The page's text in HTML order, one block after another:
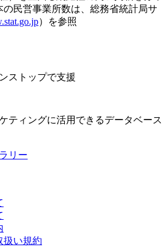
の民営事業所数は、総務省統計局サ
）を参照
ストップで支援
ティングに活用できるデータベース
扱い規約